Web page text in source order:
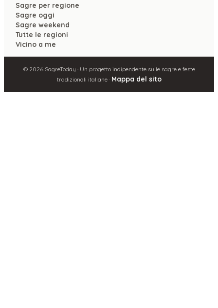
Sagre per regione
Sagre oggi
Sagre weekend
Tutte le regioni
Vicino a me
© 2026SagreToday · Un progetto indipendente sulle sagre e feste
tradizionali italiane · Mappa del sito